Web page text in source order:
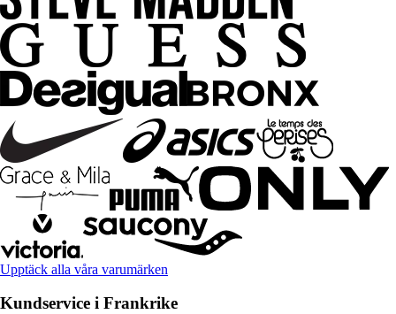
Upptäck alla våra varumärken
Kundservice i Frankrike